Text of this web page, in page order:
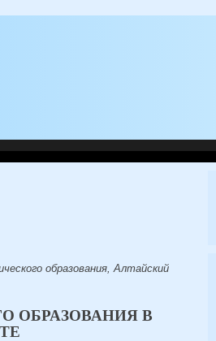
образования, Алтайский
ОБРАЗОВАНИЯ В